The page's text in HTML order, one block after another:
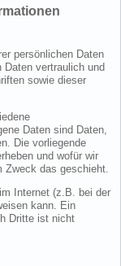
persönlichen Daten
Daten vertraulich und
sowie dieser
Daten sind Daten,
Die vorliegende
und wofür wir
Zweck das geschieht.
Internet (z.B. bei der
kann. Ein
Dritte ist nicht